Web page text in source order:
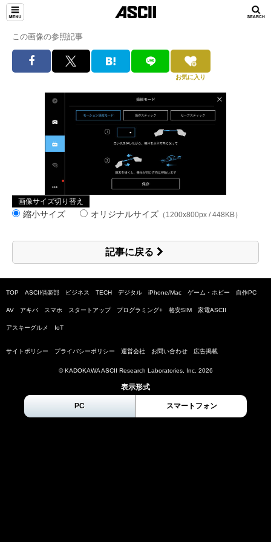
この画像の参照記事
お気に入り
画像サイズ切り替え
縮小サイズ オリジナルサイズ （1200x800px / 448KB）
記事に戻る
TOP ASCII倶楽部 ビジネス TECH デジタル iPhone/Mac ゲーム・ホビー 自作PC
AV アキバ スマホ スタートアップ プログラミング+ 格安SIM 家電ASCII
アスキーグルメ IoT
サイトポリシー プライバシーポリシー 運営会社 お問い合わせ 広告掲載
© KADOKAWA ASCII Research Laboratories, Inc. 2026
表示形式
PC スマートフォン